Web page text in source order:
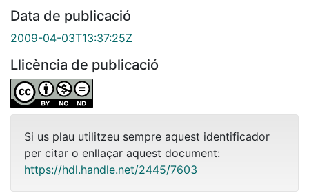
Data de publicació
2009-04-03T13:37:25Z
Llicència de publicació
Si us plau utilitzeu sempre aquest identificador
per citar o enllaçar aquest document:
https://hdl.handle.net/2445/7603